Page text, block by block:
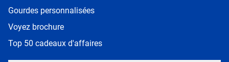
Gourdes personnalisées
Voyez brochure
Top 50 cadeaux d'affaires